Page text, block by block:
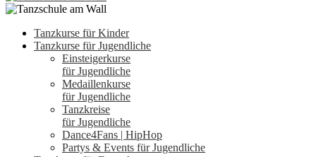
Tanzkurse für Kinder
Tanzkurse für Jugendliche
Einsteigerkurse
für Jugendliche
Medaillenkurse
für Jugendliche
Tanzkreise
für Jugendliche
Dance4Fans | HipHop
Partys & Events für Jugendliche